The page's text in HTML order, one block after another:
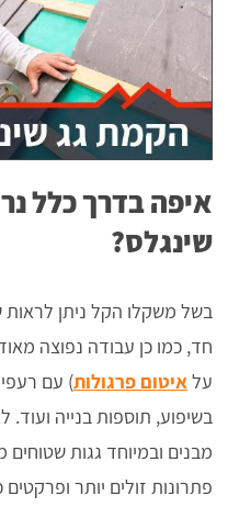
איפה בדרך כלל
שינגלס?
בשל משקלו הקל ניתן לראות
חד, כמו כן עבודה נפוצה
עלאיטום פרגולות) עם רעפי
בשיפוע, תוספות בנייה
מבנים ובמיוחד גגות
פתרונות זולים יותר ופרקטים